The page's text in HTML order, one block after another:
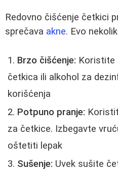
Redovno čišćenje četkici
sprečava akne. Evo
Brzo čišćenje: Koristite
četkica ili alkohol za
korišćenja
Potpuno pranje:
za četkice. Izbegavte
oštetiti lepak
Sušenje: Uvek sušite